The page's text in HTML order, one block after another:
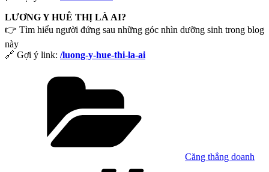
LƯƠNG Y HUÊ THỊ LÀ AI?
👉 Tìm hiểu người đứng sau những góc nhìn dưỡng sinh trong blog
này
🔗 Gợi ý link: /luong-y-hue-thi-la-ai
Căng thẳng doanh